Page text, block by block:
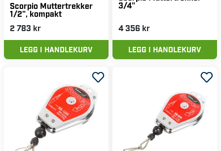
Scorpio Muttertrekker
1/2", kompakt
2 783 kr
LEGG I HANDLEKURV
3/4"
4 356 kr
LEGG I HANDLEKURV